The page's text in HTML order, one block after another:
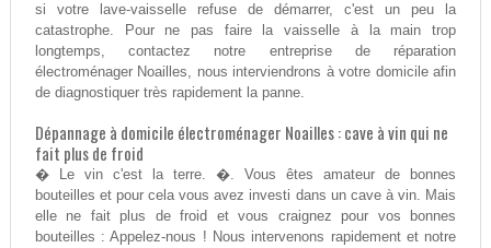
si votre lave-vaisselle refuse de démarrer, c'est un peu la
catastrophe. Pour ne pas faire la vaisselle à la main trop
longtemps, contactez notre entreprise de réparation
électroménager Noailles, nous interviendrons à votre domicile afin
de diagnostiquer très rapidement la panne.
Dépannage à domicile électroménager Noailles : cave à vin qui ne
fait plus de froid
� Le vin c'est la terre. �. Vous êtes amateur de bonnes
bouteilles et pour cela vous avez investi dans un cave à vin. Mais
elle ne fait plus de froid et vous craignez pour vos bonnes
bouteilles : Appelez-nous ! Nous intervenons rapidement et notre